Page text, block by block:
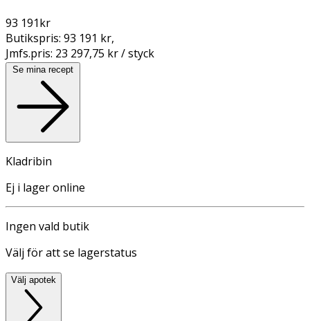
93 191kr
Butikspris: 93 191 kr,
Jmfs.pris: 23 297,75 kr / styck
Se mina recept
Kladribin
Ej i lager online
Ingen vald butik
Välj för att se lagerstatus
Välj apotek